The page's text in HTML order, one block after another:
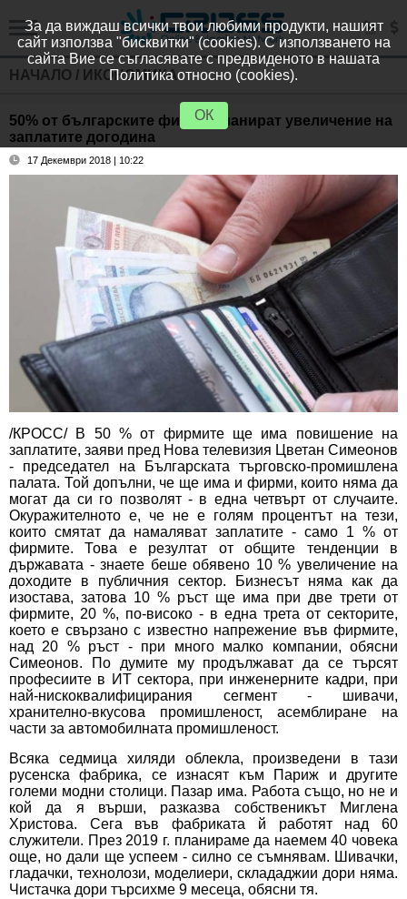
НАЧАЛО / ИКОНОМИКА
50% от българските фирми планират увеличение на
заплатите догодина
17 Декември 2018 | 10:22
/КРОСС/ В 50 % от фирмите ще има повишение на
заплатите, заяви пред Нова телевизия Цветан Симеонов
- председател на Българската търговско-промишлена
палата. Той допълни, че ще има и фирми, които няма да
могат да си го позволят - в една четвърт от случаите.
Окуражителното е, че не е голям процентът на тези,
които смятат да намаляват заплатите - само 1 % от
фирмите. Това е резултат от общите тенденции в
държавата - знаете беше обявено 10 % увеличение на
доходите в публичния сектор. Бизнесът няма как да
изостава, затова 10 % ръст ще има при две трети от
фирмите, 20 %, по-високо - в една трета от секторите,
което е свързано с известно напрежение във фирмите,
над 20 % ръст - при много малко компании, обясни
Симеонов. По думите му продължават да се търсят
професиите в ИТ сектора, при инженерните кадри, при
най-нискоквалифицирания сегмент - шивачи,
хранително-вкусова промишленост, асемблиране на
части за автомобилната промишленост.
Всяка седмица хиляди облекла, произведени в тази
русенска фабрика, се изнасят към Париж и другите
големи модни столици. Пазар има. Работа също, но не и
кой да я върши, разказва собственикът Миглена
Христова. Сега във фабриката й работят над 60
служители. През 2019 г. планираме да наемем 40 човека
още, но дали ще успеем - силно се съмнявам. Шивачки,
гладачки, технолози, моделиери, склададжии дори няма.
Чистачка дори търсихме 9 месеца, обясни тя.
За да виждаш всички твои любими продукти, нашият
сайт използва "бисквитки" (cookies). С използването на
сайта Вие се съгласявате с предвиденото в нашата
Политика относно (cookies).
ОК